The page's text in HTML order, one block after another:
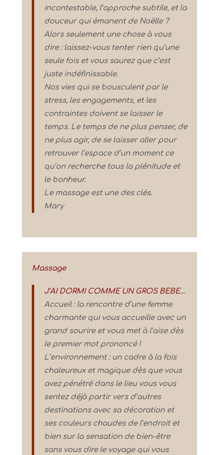
incontestable, l’approche subtile, et la
douceur qui émanent de Noëlle ?
Alors seulement une chose à vous
dire : laissez-vous tenter rien qu’une
seule fois et vous saurez que c’est
juste indéfinissable.
Nos vies qui se bousculent par le
stress, les engagements, et les
contraintes doivent se laisser le
temps. Le temps de ne plus penser, de
ne plus agir, de se laisser aller pour
retrouver l’espace d’un moment ce
qu’on recherche tous la plénitude et
le bonheur.
Le massage est une des clés.
Mary
Massage
J’AI DORMI COMME UN GROS BEBE…
Accueil : la rencontre d’une femme
charmante qui vous accueille avec un
grand sourire et vous met à l’aise dès
le premier mot prononcé !
L’environnement : un cadre à la fois
chaleureux et magique dès que vous
avez pénétré dans le lieu vous vous
sentez déjà partir vers d’autres
destinations avec sa décoration et
ses couleurs chaudes de l’endroit et
bien sur la sensation de bien-être
sans vous dire le voyage qui vous